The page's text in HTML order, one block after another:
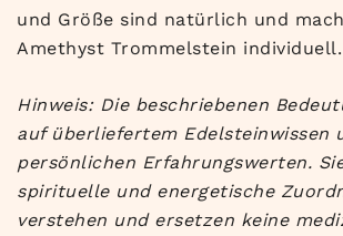
und Größe sind natürlich und
Amethyst Trommelstein individuell.
Hinweis: Die beschriebenen
auf überliefertem Edelsteinwissen
persönlichen Erfahrungswerten.
spirituelle und energetische
verstehen und ersetzen keine